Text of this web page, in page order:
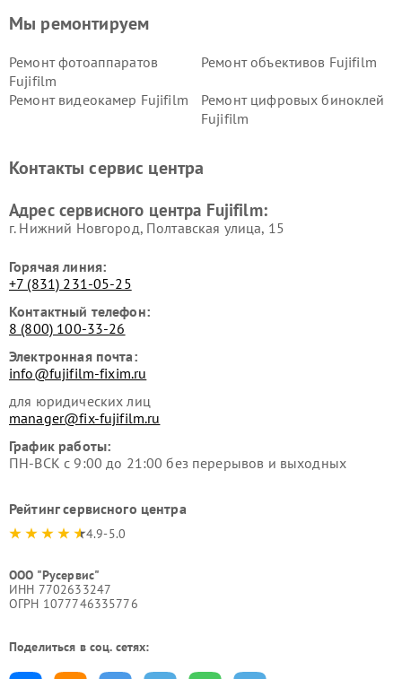
Мы ремонтируем
Ремонт фотоаппаратов
Fujifilm
Ремонт объективов Fujifilm
Ремонт видеокамер Fujifilm
Ремонт цифровых биноклей
Fujifilm
Контакты сервис центра
Адрес сервисного центра Fujifilm:
г. Нижний Новгород, Полтавская улица, 15
Горячая линия:
+7 (831) 231-05-25
Контактный телефон:
8 (800) 100-33-26
Электронная почта:
info@fujifilm-fixim.ru
для юридических лиц
manager@fix-fujifilm.ru
График работы:
ПН-ВСК с 9:00 до 21:00 без перерывов и выходных
Рейтинг сервисного центра
4.9-5.0
ООО "Русервис"
ИНН 7702633247
ОГРН 1077746335776
Поделиться в соц. сетях: